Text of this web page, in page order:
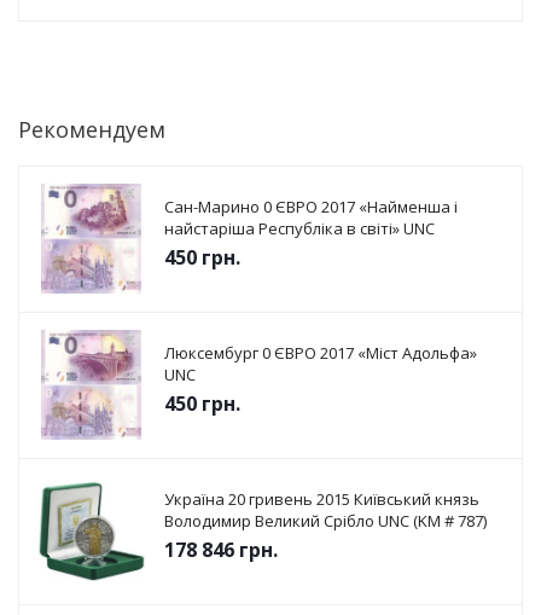
Рекомендуем
Сан-Марино 0 ЄВРО 2017 «Найменша і
найстаріша Республіка в світі» UNC
450 грн.
Люксембург 0 ЄВРО 2017 «Міст Адольфа»
UNC
450 грн.
Україна 20 гривень 2015 Київський князь
Володимир Великий Срібло UNC (KM # 787)
178 846 грн.